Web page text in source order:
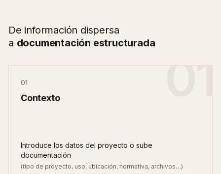
De información dispersa
a documentación estructurada
01
01
Contexto
Introduce los datos del proyecto o sube
documentación
(tipo de proyecto, uso, ubicación, normativa, archivos…)